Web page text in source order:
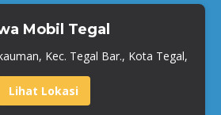
Mobil Tegal
Kec. Tegal Bar., Kota Tegal,
Lihat Lokasi